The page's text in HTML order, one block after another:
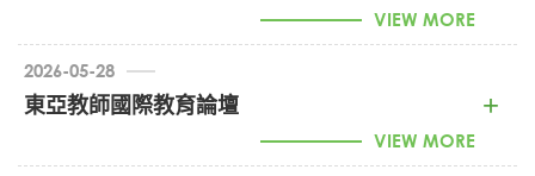
VIEW MORE
網頁用招募圖-5 (JPG)
2026-05-28
東亞教師國際教育論壇
VIEW MORE